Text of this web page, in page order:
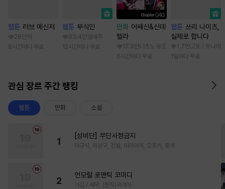
웹툰 러브 메신저
28만 딱
8시간마다 무료
웹툰 부식인
93.4만 임애주
12시간마다 무료
만화 어쌔신&신데
렐라
17.9만 나츠노 유조
6시간마다 무료
웹툰 쓰리 나이츠,
실제로 합니다
1.7만 고토 / 두나래
1일마다 무료
관심 장르 주간 랭킹
웹툰 만화 소설
1
[성비단] 무단사정금지
마규식, 피상구, 진월, 테리야끼, 오프카, 뚱개
2
언모럴 로맨틱 코미디
가감 / 쌔우, (원작)곽겨자